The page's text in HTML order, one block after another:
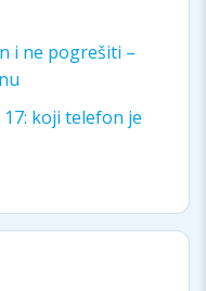
i ne pogrešiti –
17: koji telefon je